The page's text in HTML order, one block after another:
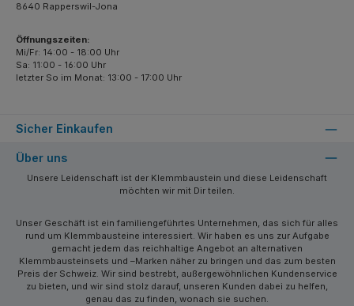
Sicher Einkaufen
8640 Rapperswil-Jona
Öffnungszeiten:
Mi/Fr: 14:00 - 18:00 Uhr
Sa: 11:00 - 16:00 Uhr
letzter So im Monat: 13:00 - 17:00 Uhr
Über uns
Unsere Leidenschaft ist der Klemmbaustein und diese Leidenschaft
möchten wir mit Dir teilen.
Unser Geschäft ist ein familiengeführtes Unternehmen, das sich für alles
rund um Klemmbausteine interessiert. Wir haben es uns zur Aufgabe
gemacht jedem das reichhaltige Angebot an alternativen
Klemmbausteinsets und –Marken näher zu bringen und das zum besten
Preis der Schweiz. Wir sind bestrebt, außergewöhnlichen Kundenservice
zu bieten, und wir sind stolz darauf, unseren Kunden dabei zu helfen,
genau das zu finden, wonach sie suchen.